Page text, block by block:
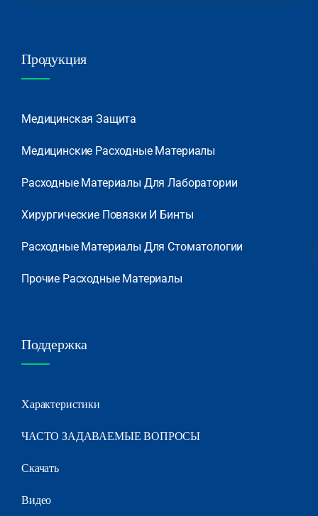
Продукция
Медицинская Защита
Медицинские Расходные Материалы
Расходные Материалы Для Лаборатории
Хирургические Повязки И Бинты
Расходные Материалы Для Стоматологии
Прочие Расходные Материалы
Поддержка
Характеристики
ЧАСТО ЗАДАВАЕМЫЕ ВОПРОСЫ
Скачать
Видео